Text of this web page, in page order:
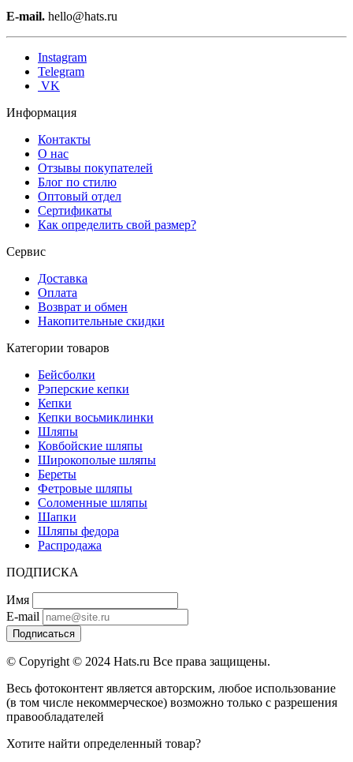
E-mail. hello@hats.ru
Instagram
Telegram
VK
Информация
Контакты
О нас
Отзывы покупателей
Блог по стилю
Оптовый отдел
Сертификаты
Как определить свой размер?
Сервис
Доставка
Оплата
Возврат и обмен
Накопительные скидки
Категории товаров
Бейсболки
Рэперские кепки
Кепки
Кепки восьмиклинки
Шляпы
Ковбойские шляпы
Широкополые шляпы
Береты
Фетровые шляпы
Соломенные шляпы
Шапки
Шляпы федора
Распродажа
ПОДПИСКА
Имя
E-mail
Подписаться
© Copyright © 2024 Hats.ru Все права защищены.
Весь фотоконтент является авторским, любое использование
(в том числе некоммерческое) возможно только с разрешения
правообладателей
Хотите найти определенный товар?